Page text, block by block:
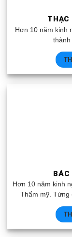
THẠC
Hơn 10 năm kinh
thành
BÁC
Hơn 10 năm kinh
Thẩm mỹ. Từng